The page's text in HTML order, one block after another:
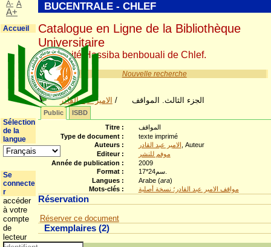
Nouvelle recherche
الجزء الثالث. المواقف / الامير عبد القادر
Public
ISBD
Titre :
المواقف
Type de document :
texte imprimé
Auteurs :
الامير عبد القادر , Auteur
Editeur :
موفم للنشر
Année de publication :
2009
Format :
17*24سم.
Langues :
Arabe (ara)
Mots-clés :
مواقف الامير عبد القادر؛ نسخة أصلية
Réservation
Réserver ce document
Exemplaires (2)
BUCENTRALE - CHLEF
Catalogue en Ligne de la Bibliothèque
Universitaire
Université Hassiba benbouali de Chlef.
A- A
A+
Accueil
Sélection
de la
langue
Se
connecte
r
accéder
à votre
compte
de
lecteur